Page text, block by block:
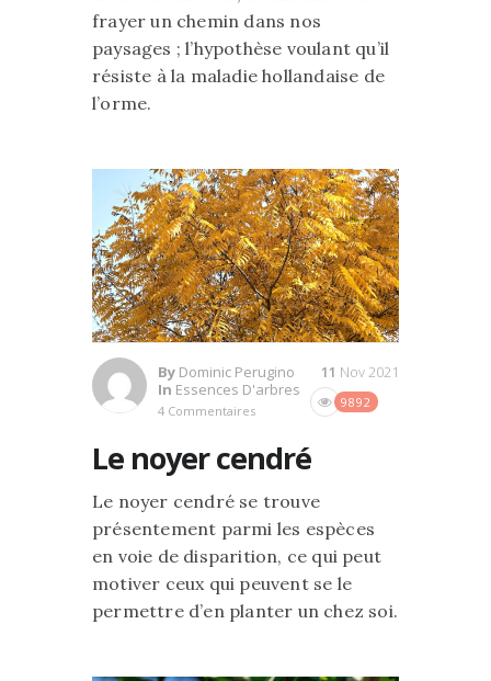
frayer un chemin dans nos
paysages ; l’hypothèse voulant qu’il
résiste à la maladie hollandaise de
l’orme.
By Dominic Perugino
In Essences D'arbres
4 Commentaires
9892
11 Nov 2021
Le noyer cendré
Le noyer cendré se trouve
présentement parmi les espèces
en voie de disparition, ce qui peut
motiver ceux qui peuvent se le
permettre d’en planter un chez soi.